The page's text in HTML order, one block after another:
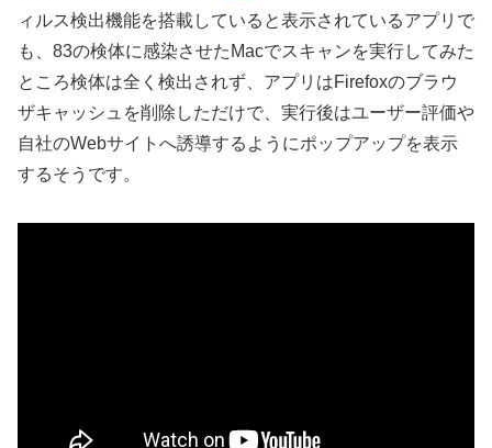
ィルス検出機能を搭載していると表示されているアプリで
も、83の検体に感染させたMacでスキャンを実行してみた
ところ検体は全く検出されず、アプリはFirefoxのブラウ
ザキャッシュを削除しただけで、実行後はユーザー評価や
自社のWebサイトへ誘導するようにポップアップを表示
するそうです。